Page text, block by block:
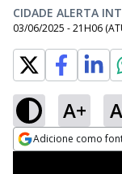
CIDADE ALERTA
03/06/2025 - 21H06
A+
Adicione como